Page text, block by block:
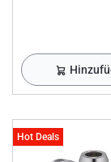
Hot Deals